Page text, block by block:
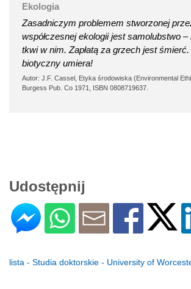
Ekologia
Zasadniczym problemem stworzonej
współczesnej ekologii jest samolubstwo
tkwi w nim. Zapłatą za grzech jest
biotyczny umiera!
Autor: J.F. Cassel, Etyka środowiska (Environmental
Burgess Pub. Co 1971, ISBN 0808719637.
Udostępnij
lista - Studia doktorskie - University of